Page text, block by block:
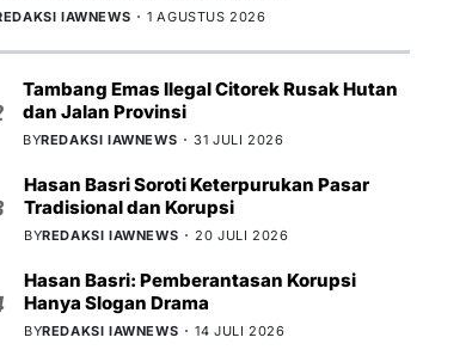
IAWNEWS 1 AGUSTUS 2026
Tambang Emas Ilegal Citorek Rusak Hutan
dan Jalan Provinsi
BYREDAKSI IAWNEWS 31 JULI 2026
Hasan Basri Soroti Keterpurukan Pasar
Tradisional dan Korupsi
BYREDAKSI IAWNEWS 20 JULI 2026
Hasan Basri: Pemberantasan Korupsi
Hanya Slogan Drama
BYREDAKSI IAWNEWS 14 JULI 2026